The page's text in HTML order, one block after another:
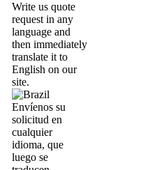
Write us quote
request in any
language and
then immediately
translate it to
English on our
site.
Envíenos su
solicitud en
cualquier
idioma, que
luego se